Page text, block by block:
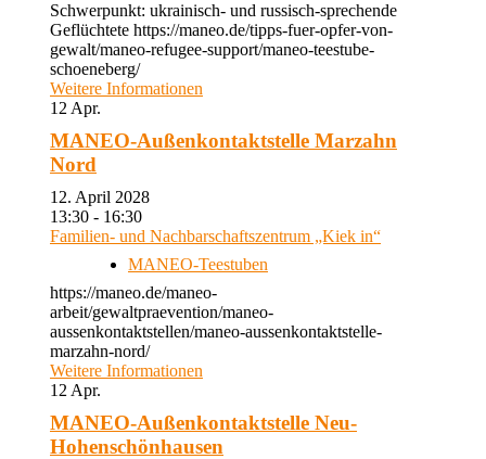
Schwerpunkt: ukrainisch- und russisch-sprechende
Geflüchtete https://maneo.de/tipps-fuer-opfer-von-
gewalt/maneo-refugee-support/maneo-teestube-
schoeneberg/
Weitere Informationen
12 Apr.
MANEO-Außenkontaktstelle Marzahn
Nord
12. April 2028
13:30 - 16:30
Familien- und Nachbarschaftszentrum „Kiek in“
MANEO-Teestuben
https://maneo.de/maneo-
arbeit/gewaltpraevention/maneo-
aussenkontaktstellen/maneo-aussenkontaktstelle-
marzahn-nord/
Weitere Informationen
12 Apr.
MANEO-Außenkontaktstelle Neu-
Hohenschönhausen